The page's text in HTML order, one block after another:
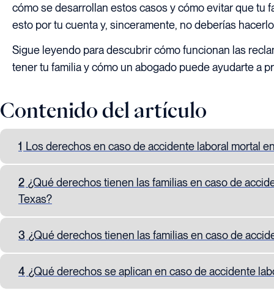
cómo se desarrollan estos casos y cómo evitar que tu
esto por tu cuenta y, sinceramente, no deberías
Sigue leyendo para descubrir cómo funcionan las
tener tu familia y cómo un abogado puede ayudarte a
Contenido del artículo
1 Los derechos en caso de accidente laboral mortal
2 ¿Qué derechos tienen las familias en caso de
Texas?
3 ¿Qué derechos tienen las familias en caso de
4 ¿Qué derechos se aplican en caso de accidente